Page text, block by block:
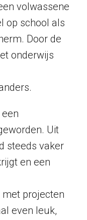
volwassene
op school als
Door de
onderwijs
Uit
steeds vaker
en een
projecten
even leuk,